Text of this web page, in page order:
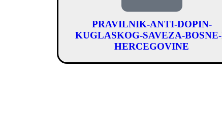
PRAVILNIK-ANTI-DOPIN-
KUGLASKOG-SAVEZA-
HERCEGOVINE